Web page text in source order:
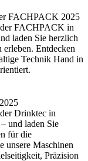
FACHPACK 2025
FACHPACK in
laden Sie herzlich
Entdecken
Technik Hand in
Drinktec in
und laden Sie
für die
unsere Maschinen
Präzision